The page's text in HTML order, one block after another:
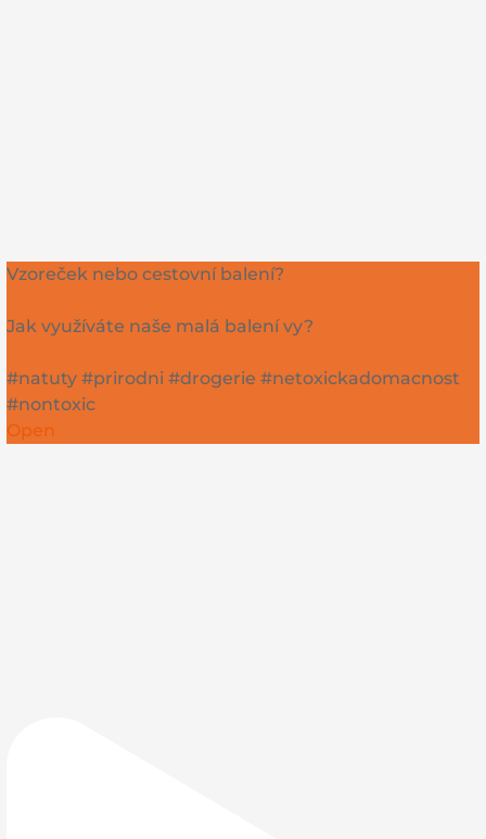
Vzoreček nebo cestovní balení?
Jak využíváte naše malá balení vy?
#natuty #prirodni #drogerie #netoxickadomacnost
#nontoxic
Open